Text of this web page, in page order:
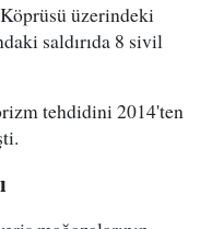
üzerindeki
saldırıda 8 sivil
tehdidini 2014'ten